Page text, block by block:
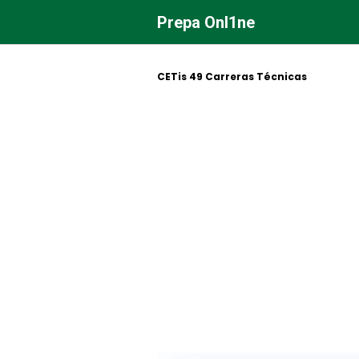
contenido
Prepa Onl1ne
CETis 49 Carreras Técnicas